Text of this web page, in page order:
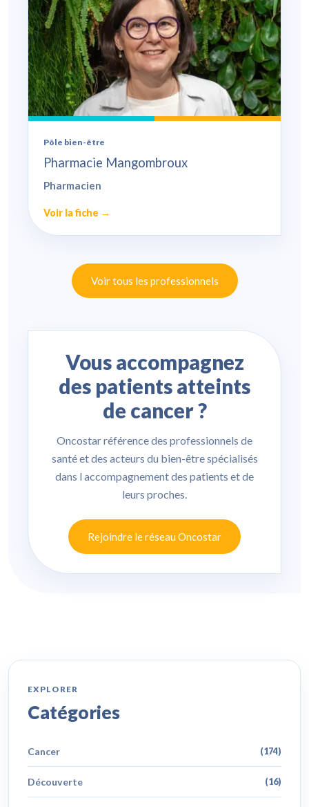
Pôle bien-être
Pharmacie Mangombroux
Pharmacien
Voir la fiche →
Voir tous les professionnels
Vous accompagnez
des patients atteints
de cancer ?
Oncostar référence des professionnels de
santé et des acteurs du bien-être spécialisés
dans l accompagnement des patients et de
leurs proches.
Rejoindre le réseau Oncostar
EXPLORER
Catégories
Cancer (174)
Découverte (16)